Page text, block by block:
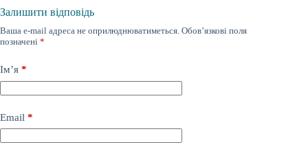
Залишити відповідь
Ваша e-mail адреса не оприлюднюватиметься. Обов’язкові поля
позначені *
Ім’я *
Email *